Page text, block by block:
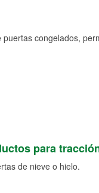
congelados,
para
de nieve o hielo.